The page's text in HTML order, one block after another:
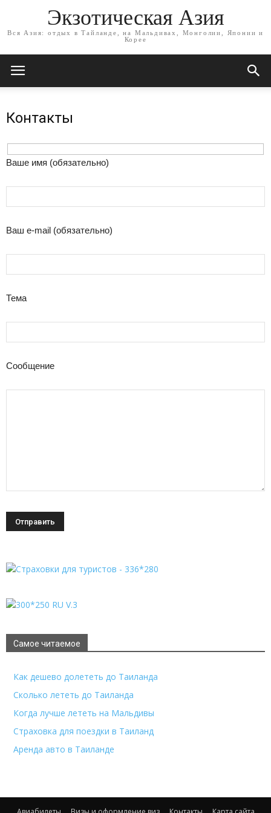
Экзотическая Азия
Вся Азия: отдых в Тайланде, на Мальдивах, Монголии, Японии и
Корее
Контакты
Ваше имя (обязательно)
Ваш e-mail (обязательно)
Тема
Сообщение
Самое читаемое
Как дешево долететь до Таиланда
Сколько лететь до Таиланда
Когда лучше лететь на Мальдивы
Страховка для поездки в Таиланд
Аренда авто в Таиланде